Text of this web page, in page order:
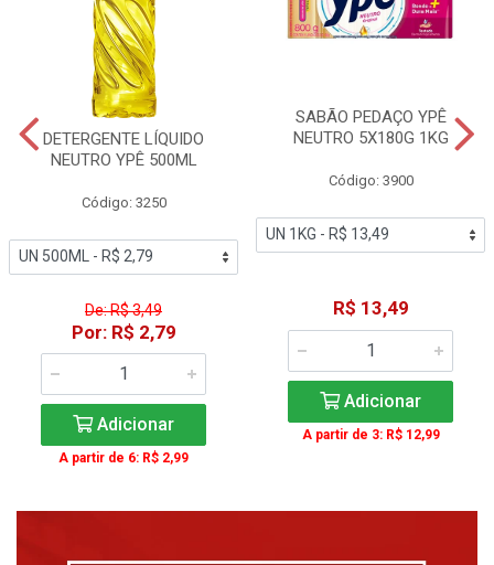
DETERGENTE LÍQUIDO
NEUTRO YPÊ 500ML
Código: 3250
De: R$ 3,49
Por: R$ 2,79
Adicionar
A partir de 6: R$ 2,99
SABÃO PEDAÇO YPÊ
NEUTRO 5X180G 1KG
Código: 3900
R$ 13,49
Adicionar
A partir de 3: R$ 12,99